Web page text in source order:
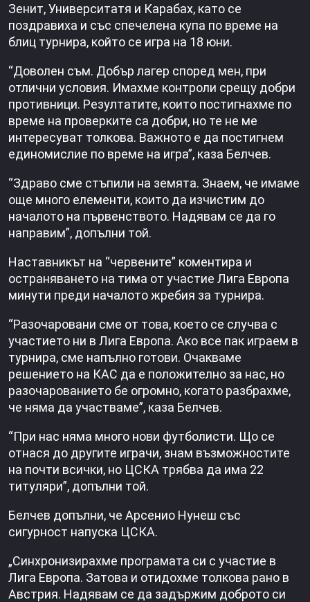
Зенит, Университатя и Карабах, като се
поздравиха и със спечелена купа по време на
блиц турнира, който се игра на 18 юни.
“Доволен съм. Добър лагер според мен, при
отлични условия. Имахме контроли срещу добри
противници. Резултатите, които постигнахме по
време на проверките са добри, но те не ме
интересуват толкова. Важното е да постигнем
единомислие по време на игра”, каза Белчев.
“Здраво сме стъпили на земята. Знаем, че имаме
още много елементи, които да изчистим до
началото на първенството. Надявам се да го
направим”, допълни той.
Наставникът на “червените” коментира и
остраняването на тима от участие Лига Европа
минути преди началото жребия за турнира.
“Разочаровани сме от това, което се случва с
участието ни в Лига Европа. Ако все пак играем в
турнира, сме напълно готови. Очакваме
решението на КАС да е положително за нас, но
разочарованието бе огромно, когато разбрахме,
че няма да участваме”, каза Белчев.
“При нас няма много нови футболисти. Що се
отнася до другите играчи, знам възможностите
на почти всички, но ЦСКА трябва да има 22
титуляри”, допълни той.
Белчев допълни, че Арсенио Нунеш със
сигурност напуска ЦСКА.
„Синхронизирахме програмата си с участие в
Лига Европа. Затова и отидохме толкова рано в
Австрия. Надявам се да задържим доброто си